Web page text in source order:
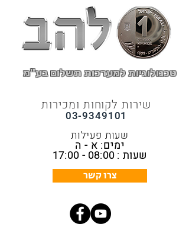
שירות לקוחות ומכירות
03-9349101
טכנולוגיות למערכות תשלום בע"מ
צרו קשר
שעות פעילות
ימים: א - ה
שעות : 08:00 - 17:00